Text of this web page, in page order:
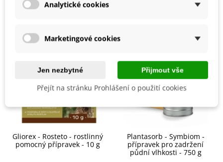
Gliorex - Rosteto - rostlinný
pomocný přípravek - 10 g
Plantasorb - Symbiom -
přípravek pro zadržení
půdní vlhkosti - 750 g
Analytické cookies
Marketingové cookies
Jen nezbytné Přijmout vše
Přejít na stránku Prohlášení o použití cookies